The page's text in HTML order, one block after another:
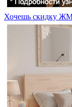
Хочешь скидку